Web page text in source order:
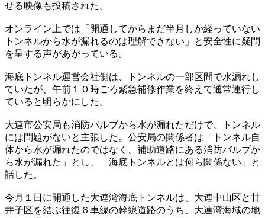
せる映像も投稿された。
オンライン上では「開通してからまだ半月しか経っていない
トンネルから水が漏れるのは理解できない」と安全性に疑問
を呈する声があがっている。
海底トンネル運営会社側は、トンネルの一部区間で水漏れし
ていたが、午前１０時ごろ緊急補修作業を終えて通常運行し
ていると明らかにした。
大連市公安局も消防バルブから水が漏れただけで、トンネル
には問題がないと主張した。公安局の関係者は「トンネル自
体から水が漏れたのではなく、補助道路にある消防バルブか
ら水が漏れた」とし、「海底トンネルとは何ら関係ない」と
話した。
今月１日に開通した大連湾海底トンネルは、大連中山区と甘
井子区を結ぶ往復６車線の幹線道路のうち、大連湾海域の地